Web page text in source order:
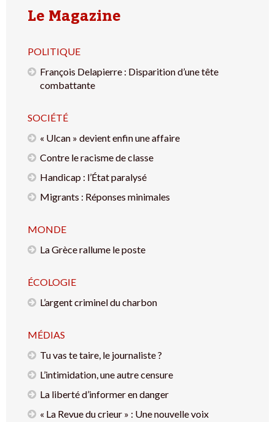
Le Magazine
POLITIQUE
François Delapierre : Disparition d’une tête
combattante
SOCIÉTÉ
« Ulcan » devient enfin une affaire
Contre le racisme de classe
Handicap : l’État paralysé
Migrants : Réponses minimales
MONDE
La Grèce rallume le poste
ÉCOLOGIE
L’argent criminel du charbon
MÉDIAS
Tu vas te taire, le journaliste ?
L’intimidation, une autre censure
La liberté d’informer en danger
« La Revue du crieur » : Une nouvelle voix